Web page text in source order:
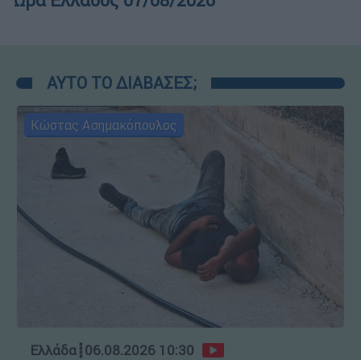
ΑΥΤΟ ΤΟ ΔΙΑΒΑΣΕΣ;
Κώστας Ασημακόπουλος
Ελλάδα┋06.08.2026 10:30